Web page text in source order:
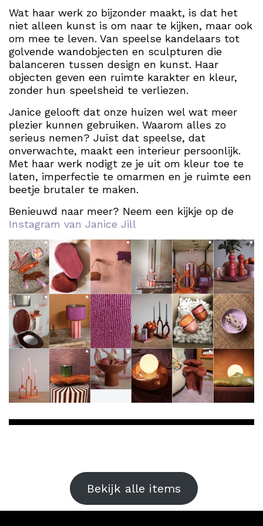
Wat haar werk zo bijzonder maakt, is dat het
niet alleen kunst is om naar te kijken, maar ook
om mee te leven. Van speelse kandelaars tot
golvende wandobjecten en sculpturen die
balanceren tussen design en kunst. Haar
objecten geven een ruimte karakter en kleur,
zonder hun speelsheid te verliezen.
Janice gelooft dat onze huizen wel wat meer
plezier kunnen gebruiken. Waarom alles zo
serieus nemen? Juist dat speelse, dat
onverwachte, maakt een interieur persoonlijk.
Met haar werk nodigt ze je uit om kleur toe te
laten, imperfectie te omarmen en je ruimte een
beetje brutaler te maken.
Benieuwd naar meer? Neem een kijkje op de
Instagram van Janice Jill
Bekijk alle items